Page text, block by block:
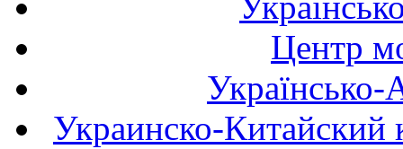
Центр
Українсько-
Украинско-Китайский